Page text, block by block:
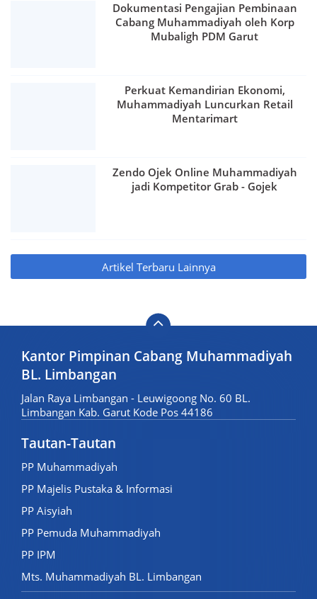
Dokumentasi Pengajian Pembinaan
Cabang Muhammadiyah oleh Korp
Mubaligh PDM Garut
Perkuat Kemandirian Ekonomi,
Muhammadiyah Luncurkan Retail
Mentarimart
Zendo Ojek Online Muhammadiyah
jadi Kompetitor Grab - Gojek
Artikel Terbaru Lainnya
Kantor Pimpinan Cabang Muhammadiyah
BL. Limbangan
Jalan Raya Limbangan - Leuwigoong No. 60 BL.
Limbangan Kab. Garut Kode Pos 44186
Tautan-Tautan
PP Muhammadiyah
PP Majelis Pustaka & Informasi
PP Aisyiah
PP Pemuda Muhammadiyah
PP IPM
Mts. Muhammadiyah BL. Limbangan